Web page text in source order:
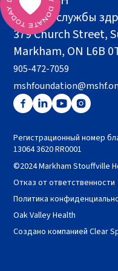
Здание службы
379 Church Street,
Markham, ON L6B
905-472-7059
Регистрационный номер
13064 3620 RR0001
©2024 Markham Stouffville
Отказ от ответственности
Политика
Oak Valley Health
Создано компанией Clear